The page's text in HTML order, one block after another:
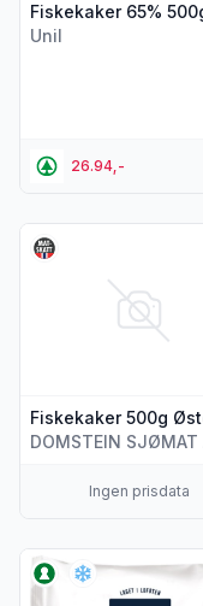
Unil
26.94,-
Fiskekaker 500g
DOMSTEIN SJØMAT
Ingen prisdata
Vis flere detaljer for
Vis flere detaljer